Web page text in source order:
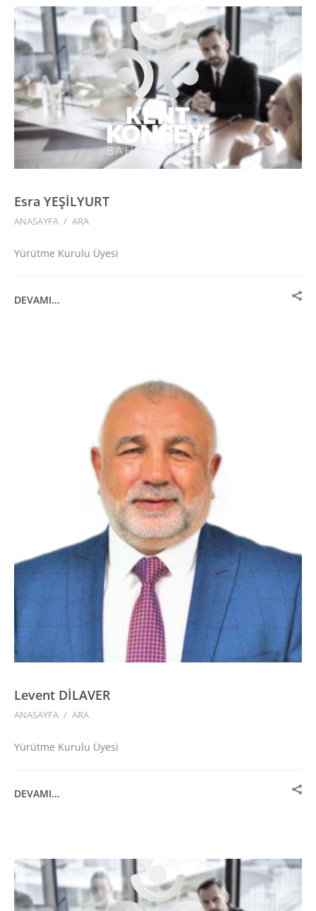
Esra YEŞİLYURT
ANASAYFA / ARA
Yürütme Kurulu Üyesi
DEVAMI...
Levent DİLAVER
ANASAYFA / ARA
Yürütme Kurulu Üyesi
DEVAMI...